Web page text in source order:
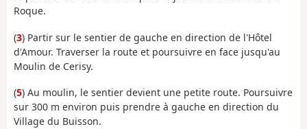
Roque.
(3) Partir sur le sentier de gauche en direction de l'Hôtel
d'Amour. Traverser la route et poursuivre en face jusqu'au
Moulin de Cerisy.
(5) Au moulin, le sentier devient une petite route. Poursuivre
sur 300 m environ puis prendre à gauche en direction du
Village du Buisson.